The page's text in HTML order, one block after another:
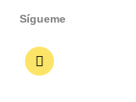
Sígueme